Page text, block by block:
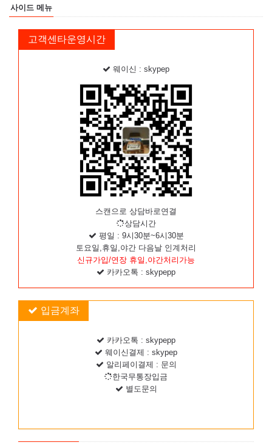
사이드 메뉴
고객센타운영시간
웨이신 : skypep
스캔으로 상담바로연결
상담시간
평일 : 9시30분~6시30분
토요일,휴일,야간 다음날 인계처리
신규가입/연장 휴일,야간처리가능
카카오톡 : skypepp
입금계좌
카카오톡 : skypepp
웨이신결제 : skypep
알리페이결제 : 문의
한국무통장입금
별도문의